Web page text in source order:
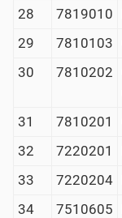
28
7819010
29
7810103
30
7810202
31 7810201
32
7220201
33
7220204
34
7510605